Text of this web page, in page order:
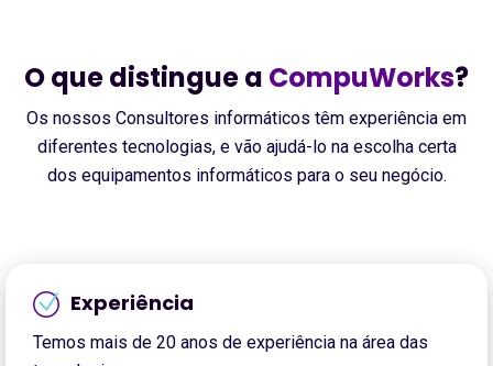
O que distingue a CompuWorks?
Os nossos Consultores informáticos têm experiência em
diferentes tecnologias, e vão ajudá-lo na escolha certa
dos equipamentos informáticos para o seu negócio.
Experiência
Temos mais de 20 anos de experiência na área das